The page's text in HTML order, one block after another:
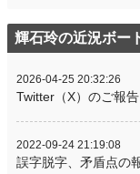
輝石玲の近況ボー
2026-04-25 20:32:26
Twitter（X）のご報告
2022-09-24 21:19:08
誤字脱字、矛盾点の